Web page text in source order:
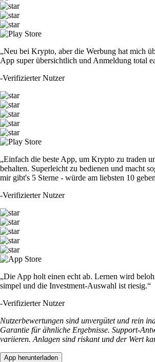
„Neu bei Krypto, aber die Werbung hat mich
App super übersichtlich und Anmeldung total
-Verifizierter Nutzer
„Einfach die beste App, um Krypto zu traden
behalten. Superleicht zu bedienen und macht
mir gibt's 5 Sterne - würde am liebsten 10
-Verifizierter Nutzer
„Die App holt einen echt ab. Lernen wird
simpel und die Investment-Auswahl ist riesig.“
-Verifizierter Nutzer
Nutzerbewertungen sind unvergütet und rein
Garantie für ähnliche Ergebnisse. Support-
variieren. Anlagen sind riskant und der Wert
App herunterladen